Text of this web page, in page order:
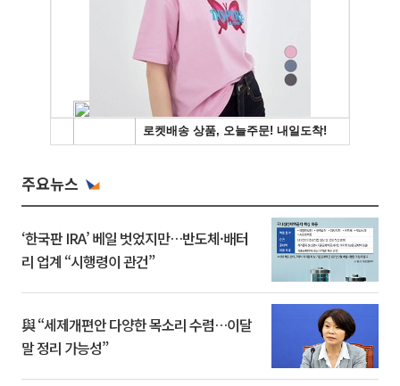
주요뉴스
‘한국판 IRA’ 베일 벗었지만…반도체·배터
리 업계 “시행령이 관건”
與 “세제개편안 다양한 목소리 수렴…이달
말 정리 가능성”